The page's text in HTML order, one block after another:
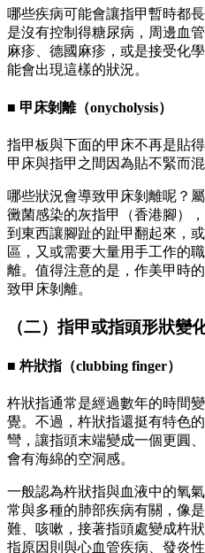
哪些疾病可能會讓指甲暫時都
是沒有控制得糖尿病，周邊血
麻疹、德國麻疹，或是接受化
能會出現這樣的狀況。
■ 甲床剝離（onycholysis）
指甲板與下面的甲床不再是貼
甲床與指甲之間因為貼不緊而
哪些狀況會導致甲床剝離呢？
黴菌感染的灰指甲（香港腳）
到東西讓腳趾的趾甲翻起來，
區，又或需要大量用手工作的
離。值得注意的是，作美甲時
致甲床剝離。
（二）指甲或指頭形狀變
■ 杵狀指（clubbing finger）
杵狀指通常是經過數年的時間
覺。不過，杵狀指還挺有特色
彎，讓指頭末端變成一個更圓
會有海綿的空洞感。
一般認為杵狀指與血液中的氧
常與多種的肺部疾病有關，像是
難、咳嗽，接著指頭處變成杵
指原因則與心血管疾病、發炎